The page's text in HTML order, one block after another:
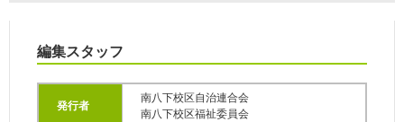
編集スタッフ
発行者
南八下校区自治連合会
南八下校区福祉委員会